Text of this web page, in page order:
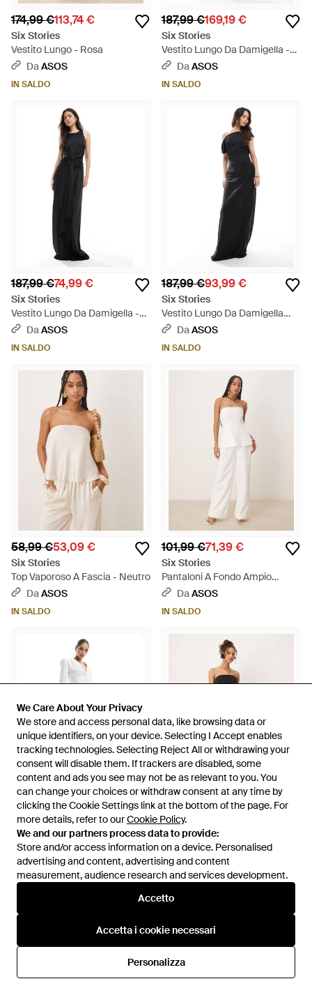
We Care About Your Privacy
We store and access personal data, like browsing data or
unique identifiers, on your device. Selecting I Accept enables
tracking technologies. Selecting Reject All or withdrawing your
consent will disable them. If trackers are disabled, some
content and ads you see may not be as relevant to you. You
can change your choices or withdraw consent at any time by
clicking the Cookie Settings link at the bottom of the page. For
more details, refer to ourCookie Policy.
We and our partners process data to provide:
Store and/or access information on a device. Personalised
advertising and content, advertising and content
measurement, audience research and services development.
Accetto
Accetta i cookie necessari
Personalizza
We Care About Your Privacy
We store and access personal data, like browsing data or
unique identifiers, on your device. Selecting I Accept enables
tracking technologies. Selecting Reject All or withdrawing your
consent will disable them. If trackers are disabled, some
content and ads you see may not be as relevant to you. You
can change your choices or withdraw consent at any time by
clicking the Cookie Settings link at the bottom of the page. For
more details, refer to ourCookie Policy.
We and our partners process data to provide:
Store and/or access information on a device. Personalised
advertising and content, advertising and content
measurement, audience research and services development.
Accetto
Accetta i cookie necessari
Personalizza
174,99 €113,74 €
Six Stories
Vestito Lungo - Rosa
DaASOS
IN SALDO
187,99 €169,19 €
Six Stories
Vestito Lungo Da Damigella -
NeroDaASOS
IN SALDO
187,99 €74,99 €
Six Stories
Vestito Lungo Da Damigella -
NeroDaASOS
IN SALDO
187,99 €93,99 €
Six Stories
Vestito Lungo Da Damigella
Asimmetrico - Nero
DaASOS
IN SALDO
58,99 €53,09 €
Six Stories
Top Vaporoso A Fascia - Neutro
DaASOS
IN SALDO
101,99 €71,39 €
Six Stories
Pantaloni A Fondo Ampio
Sartoriali Bianchi - Neutro
DaASOS
IN SALDO
116,99 €69,99 €
Six Stories
Pantaloni Sartoriali A Fondo
Ampio Avorio Da Sposa -
Bianco
Da ASOS
IN SALDO
187,99 €150,39 €
Six Stories
Vestito Lungo Monocromatico
Con Design Asimmetrico A
Pieghe - Neutro
DaASOS
IN SALDO